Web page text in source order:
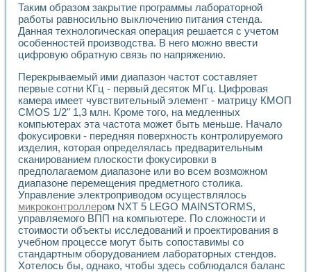
Учебный стенд для исследования принципа действия
Оборудование и программное обеспечение учебных
Виртуальный лабораторный практикум для изучения
Управление роботом ТУР-10 средствами LabVIEW
Аппаратно-программный комплекс для исследования
Автоматизированный дистанционный лабораторный
Исследование возможности реставрации одномерных
Использование технологий NATIONAL INSTRUMENTS в
Разработка модификаций алгоритма полигармонической
Учебный стенд для исследования принципа действия
Виртуальная система поддержки принимаемых решений в
Преемственность дисциплин «Моделирование систем» и
Универсальный стенд для исследования электрических
Лабораторные практикумы по информационно-
Виртуальный измеритель частотных характеристик на
Лабораторный практикум по основам теории Коммутации
Разработка виртуальной лабораторной работы
Виртуальные практикумы по электротехнике в среде
Из опыта внедрения в рамках национального проекта
Исследование эффективности решателей
Таким образом закрытие программы лабораторной
работы равносильно выключению питания стенда.
Данная технологическая операция решается с учетом
особенностей производства. В него можно ввести
цифровую обратную связь по напряжению.
Перекрываемый ими диапазон частот составляет
первые сотни КГц - первый десяток МГц. Цифровая
камера имеет чувствительный элемент - матрицу КМОП
CMOS 1/2" 1,3 млн. Кроме того, на медленных
компьютерах эта частота может быть меньше. Начало
фокусировки - передняя поверхность контролируемого
изделия, которая определялась предварительным
сканированием плоскости фокусировки в
предполагаемом диапазоне или во всем возможном
диапазоне перемещения предметного столика.
Управление электроприводом осуществлялось
микроконтроллером NXT 5 LEGO MAINSTORMS,
управляемого ВПП на компьютере. По сложности и
стоимости объекты исследований и проектирования в
учебном процессе могут быть сопоставимы со
стандартным оборудованием лабораторных стендов.
Хотелось бы, однако, чтобы здесь соблюдался баланс